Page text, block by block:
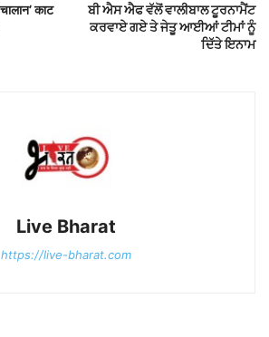
काट
ਬੀ ਐਸ ਐਫ ਵੱਲੋਂ ਵਾਲੀਬਾਲ ਟੂਰਨਾਮੈਂਟ
ਕਰਵਾਏ ਗਏ ਤੇ ਜੇਤੂ ਆਈਆਂ ਟੀਮਾਂ ਨੂੰ
ਦਿੱਤੇ ਇਨਾਮ
Live Bharat
https://live-bharat.com